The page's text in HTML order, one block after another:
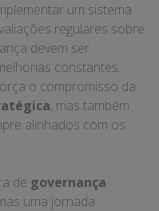
um sistema
regulares sobre
devem ser
constantes.
o compromisso da
, mas também
alinhados com os
de governança
uma jornada